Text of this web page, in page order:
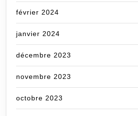
février 2024
janvier 2024
décembre 2023
novembre 2023
octobre 2023